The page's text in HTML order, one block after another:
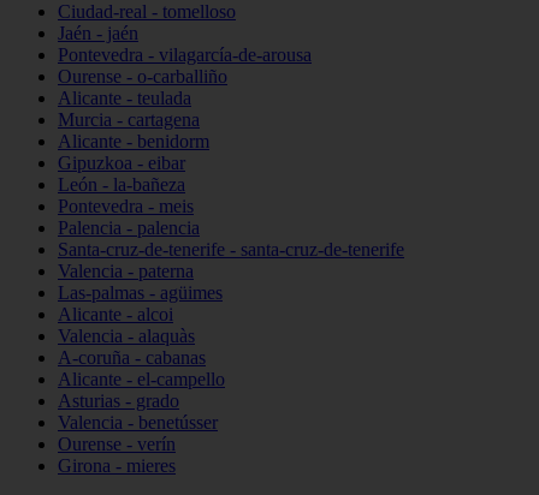
Ciudad-real - tomelloso
Jaén - jaén
Pontevedra - vilagarcía-de-arousa
Ourense - o-carballiño
Alicante - teulada
Murcia - cartagena
Alicante - benidorm
Gipuzkoa - eibar
León - la-bañeza
Pontevedra - meis
Palencia - palencia
Santa-cruz-de-tenerife - santa-cruz-de-tenerife
Valencia - paterna
Las-palmas - agüimes
Alicante - alcoi
Valencia - alaquàs
A-coruña - cabanas
Alicante - el-campello
Asturias - grado
Valencia - benetússer
Ourense - verín
Girona - mieres